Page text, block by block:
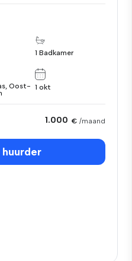
1 Badkamer
Oost- 1 okt
1.000 € /maand